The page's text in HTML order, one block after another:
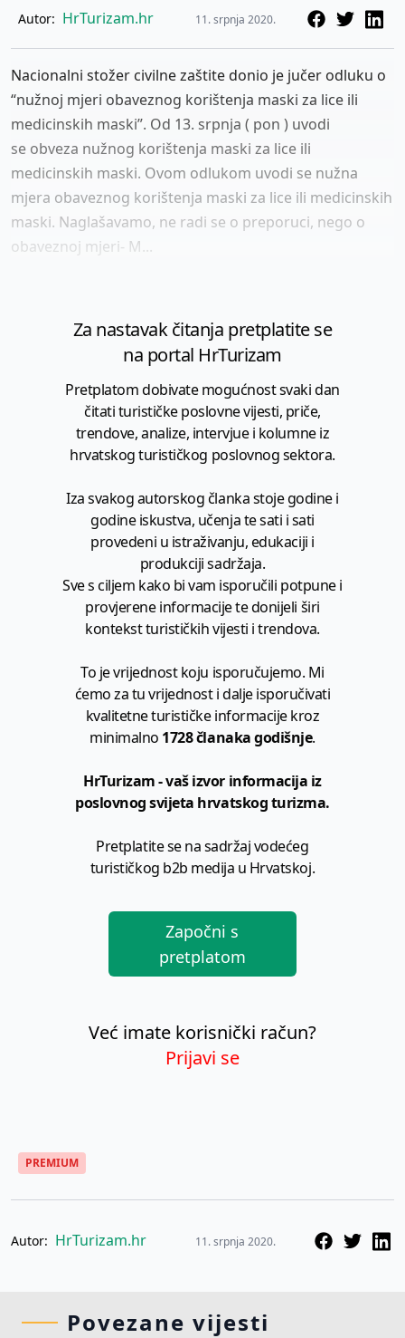
Autor: HrTurizam.hr 11. srpnja 2020.
Nacionalni stožer civilne zaštite donio je jučer odluku o
“nužnoj mjeri obaveznog korištenja maski za lice ili
medicinskih maski”. Od 13. srpnja ( pon ) uvodi
se obveza nužnog korištenja maski za lice ili
medicinskih maski. Ovom odlukom uvodi se nužna
mjera obaveznog korištenja maski za lice ili medicinskih
maski. Naglašavamo, ne radi se o preporuci, nego o
obaveznoj mjeri- M...
Za nastavak čitanja pretplatite se
na portal HrTurizam
Pretplatom dobivate mogućnost svaki dan
čitati turističke poslovne vijesti, priče,
trendove, analize, intervjue i kolumne iz
hrvatskog turističkog poslovnog sektora.
Iza svakog autorskog članka stoje godine i
godine iskustva, učenja te sati i sati
provedeni u istraživanju, edukaciji i
produkciji sadržaja.
Sve s ciljem kako bi vam isporučili potpune i
provjerene informacije te donijeli širi
kontekst turističkih vijesti i trendova.
To je vrijednost koju isporučujemo. Mi
ćemo za tu vrijednost i dalje isporučivati
kvalitetne turističke informacije kroz
minimalno 1728 članaka godišnje.
HrTurizam - vaš izvor informacija iz
poslovnog svijeta hrvatskog turizma.
Pretplatite se na sadržaj vodećeg
turističkog b2b medija u Hrvatskoj.
Započni s
pretplatom
Već imate korisnički račun?
Prijavi se
PREMIUM
Autor: HrTurizam.hr 11. srpnja 2020.
Povezane vijesti